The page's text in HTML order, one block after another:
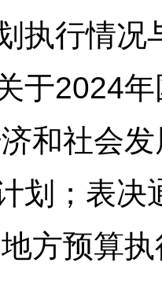
执行情况
于2024
和社会
划；表决
方预算